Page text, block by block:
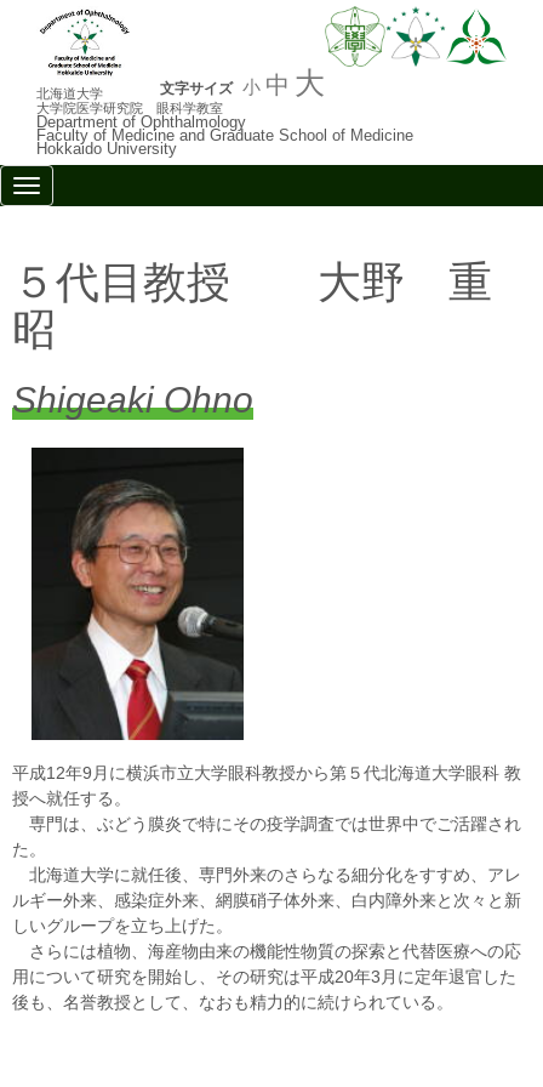
北海道大学
大学院医学研究院 眼科学教室
Department of Ophthalmology
Faculty of Medicine and Graduate School of Medicine
Hokkaido University
文字サイズ 小 中 大
N
a
a
t
o
５代目教授 大野 重
昭
Shigeaki Ohno
平成12年9月に横浜市立大学眼科教授から第５代北海道大学眼科 教
授へ就任する。
専門は、ぶどう膜炎で特にその疫学調査では世界中でご活躍され
た。
北海道大学に就任後、専門外来のさらなる細分化をすすめ、アレ
ルギー外来、感染症外来、網膜硝子体外来、白内障外来と次々と新
しいグループを立ち上げた。
さらには植物、海産物由来の機能性物質の探索と代替医療への応
用について研究を開始し、その研究は平成20年3月に定年退官した
後も、名誉教授として、なおも精力的に続けられている。